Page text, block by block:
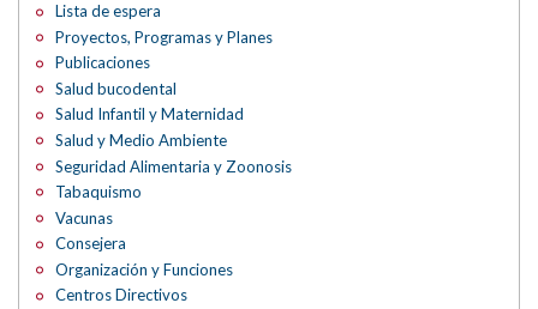
Lista de espera
Proyectos, Programas y Planes
Publicaciones
Salud bucodental
Salud Infantil y Maternidad
Salud y Medio Ambiente
Seguridad Alimentaria y Zoonosis
Tabaquismo
Vacunas
Consejera
Organización y Funciones
Centros Directivos